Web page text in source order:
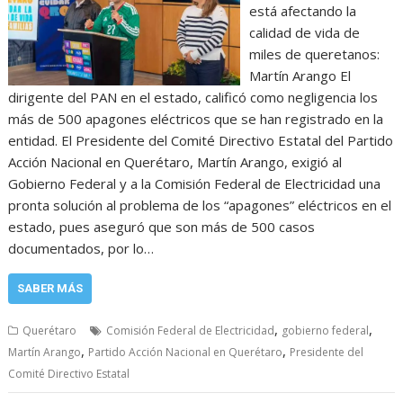
está afectando la
calidad de vida de
miles de queretanos:
Martín Arango El
dirigente del PAN en el estado, calificó como negligencia los
más de 500 apagones eléctricos que se han registrado en la
entidad. El Presidente del Comité Directivo Estatal del Partido
Acción Nacional en Querétaro, Martín Arango, exigió al
Gobierno Federal y a la Comisión Federal de Electricidad una
pronta solución al problema de los “apagones” eléctricos en el
estado, pues aseguró que son más de 500 casos
documentados, por lo…
SABER MÁS
Querétaro Comisión Federal de Electricidad, gobierno federal,
Martín Arango, Partido Acción Nacional en Querétaro, Presidente del
Comité Directivo Estatal